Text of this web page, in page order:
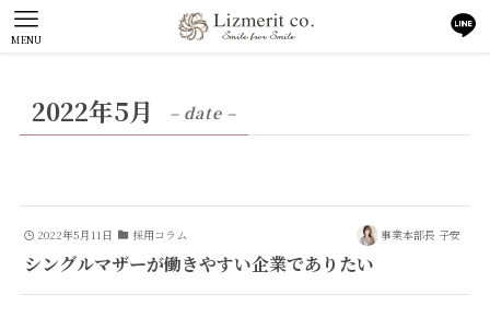
MENU
2022年5月 – date –
2022年5月11日 採用コラム 事業本部長 子安
シングルマザーが働きやすい企業でありたい